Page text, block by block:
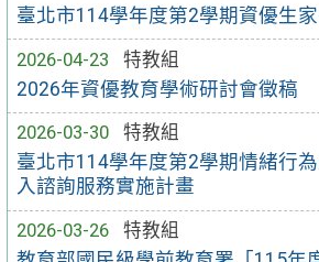
臺北市114學年度第2學期資優生
2026-04-23
特教組
2026年資優教育學術研討會徵稿
2026-03-30
特教組
臺北市114學年度第2學期情緒行
入諮詢服務實施計畫
2026-03-26
特教組